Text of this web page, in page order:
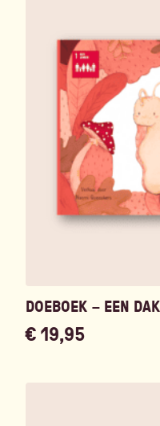
DOEBOEK – EEN
€19,95